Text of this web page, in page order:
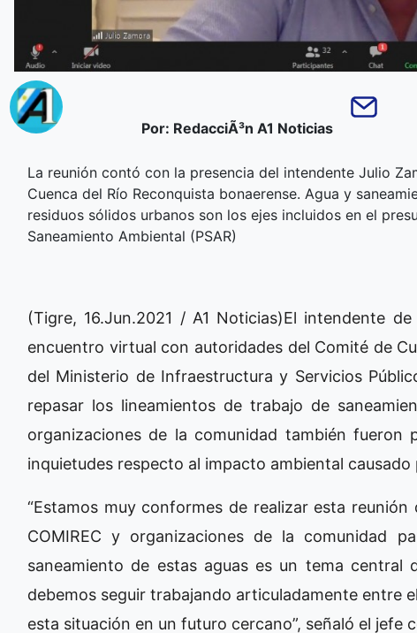
Por: RedacciÃ³n A1 Noticias
La reunión contó con la presencia del intendente Julio
Cuenca del Río Reconquista bonaerense. Agua y
residuos sólidos urbanos son los ejes incluidos en el
Saneamiento Ambiental (PSAR)
(Tigre, 16.Jun.2021 / A1 Noticias)El intendente
encuentro virtual con autoridades del Comité de
del Ministerio de Infraestructura y Servicios
repasar los lineamientos de trabajo de
organizaciones de la comunidad también
inquietudes respecto al impacto ambiental
“Estamos muy conformes de realizar esta
COMIREC y organizaciones de la comunidad
saneamiento de estas aguas es un tema central
debemos seguir trabajando articuladamente entre
esta situación en un futuro cercano”, señaló el jefe